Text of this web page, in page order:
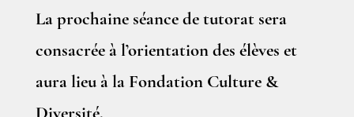
La prochaine séance de tutorat sera
consacrée à l’orientation des élèves et
aura lieu à la Fondation Culture &